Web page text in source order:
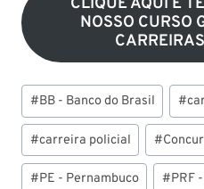
NOSSO CURSO
Tags
do
Post:
#BB - Banco do Brasil #
#carreira policial #
#PE - Pernambuco #PRF